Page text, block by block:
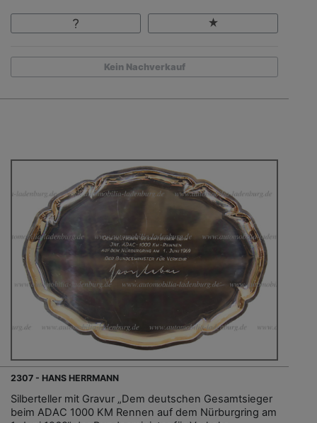
Kein Nachverkauf
2307 - HANS HERRMANN
Silberteller mit Gravur „Dem deutschen Gesamtsieger
beim ADAC 1000 KM Rennen auf dem Nürburgring am